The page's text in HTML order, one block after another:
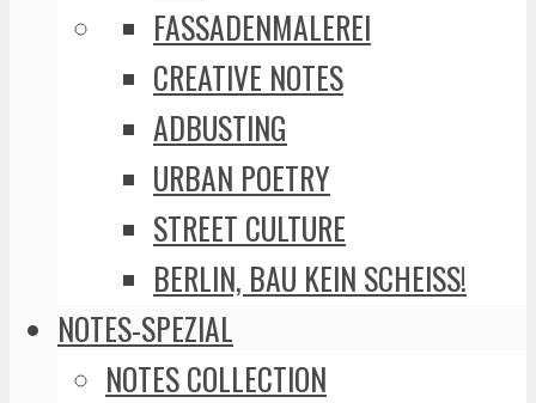
FASSADENMALEREI
CREATIVE NOTES
ADBUSTING
URBAN POETRY
STREET CULTURE
BERLIN, BAU KEIN SCHEISS!
NOTES-SPEZIAL
NOTES COLLECTION